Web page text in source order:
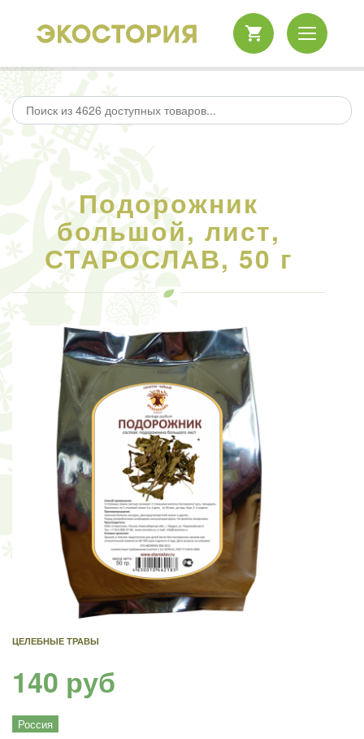
Подорожник
большой, лист,
СТАРОСЛАВ, 50 г
ЦЕЛЕБНЫЕ ТРАВЫ
140 руб
Россия